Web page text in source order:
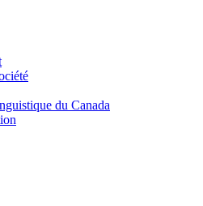
du Canada